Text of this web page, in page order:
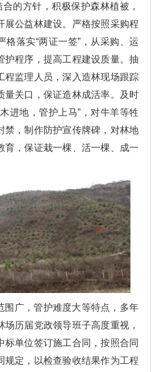
的方针，积极保护森林植被，
展公益林建设。严格按照采购程
格落实“两证一签”，从采购、运
护程序，提高工程建设质量。抽
程监理人员，深入造林现场跟踪
量关口，保证造林成活率。及时
进地，管护上马”，对牛羊等牲
禁，制作防护宣传牌碑，对林地
育，保证栽一棵、活一棵、成一
围广，管护难度大等特点，多年
历届党政领导班子高度重视，
标单位签订施工合同，按照合同
规定，以检查验收结果作为工程